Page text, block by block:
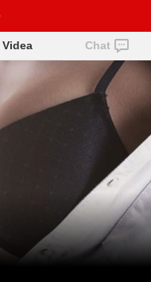
Videa Chat